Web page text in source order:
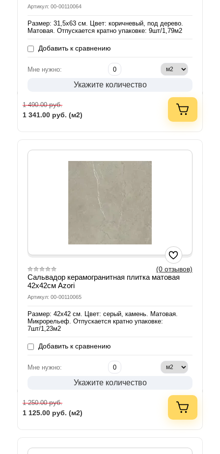
Артикул: 00-00110064
Размер: 31,5х63 см. Цвет: коричневый, под дерево.
Матовая. Отпускается кратно упаковке: 9шт/1,79м2
Добавить к сравнению
Мне нужно:
Укажите количество
1 490.00руб.
1 341.00 руб. (м2)
(0 отзывов)
Сальвадор керамогранитная плитка матовая
42х42см Azori
Артикул: 00-00110065
Размер: 42х42 см. Цвет: серый, камень. Матовая.
Микрорельеф. Отпускается кратно упаковке:
7шт/1,23м2
Добавить к сравнению
Мне нужно:
Укажите количество
1 250.00руб.
1 125.00 руб. (м2)